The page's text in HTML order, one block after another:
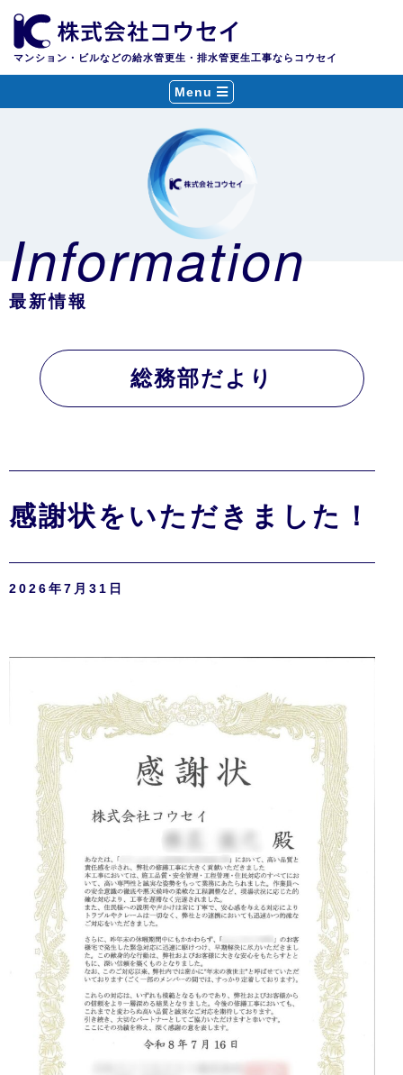
マンション・ビルなどの給水管更生・排水管更生工事ならコウセイ
Menu
Information
最新情報
総務部だより
感謝状をいただきました！
2026年7月31日